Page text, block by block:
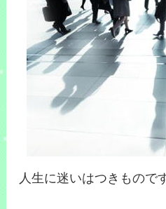
人生に迷いはつきものです